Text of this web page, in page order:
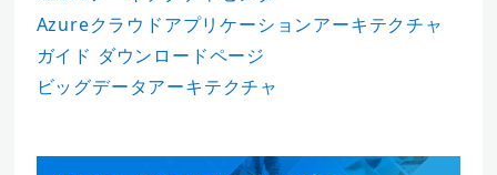
Azureクラウドアプリケーションアーキテクチャ
ガイド ダウンロードページ
ビッグデータアーキテクチャ